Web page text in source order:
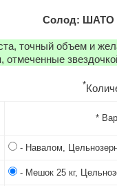
Солод: ШАТО
точный объем и
отмеченные
*
*
- Навалом,
- Мешок 25 кг,